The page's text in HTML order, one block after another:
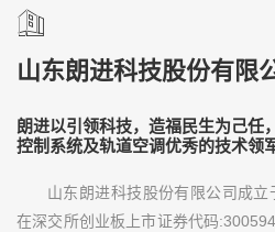
山东朗进科技股份有限
朗进以引领科技，造福民生为己任
控制系统及轨道空调优秀的技术领
山东朗进科技股份有限公司成
在深交所创业板上市证券代码